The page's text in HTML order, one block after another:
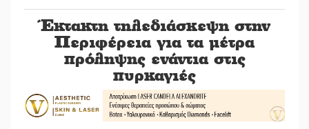
Έκτακτη τηλεδιάσκεψη στην
Περιφέρεια για τα μέτρα
πρόληψης ενάντια στις
πυρκαγιές